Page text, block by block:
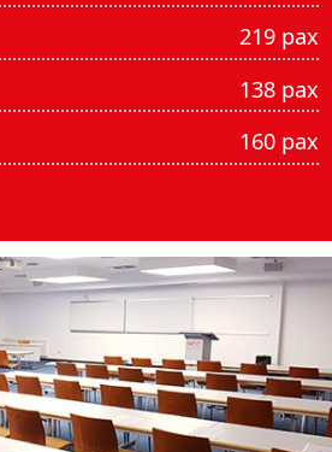
219 pax
138 pax
160 pax